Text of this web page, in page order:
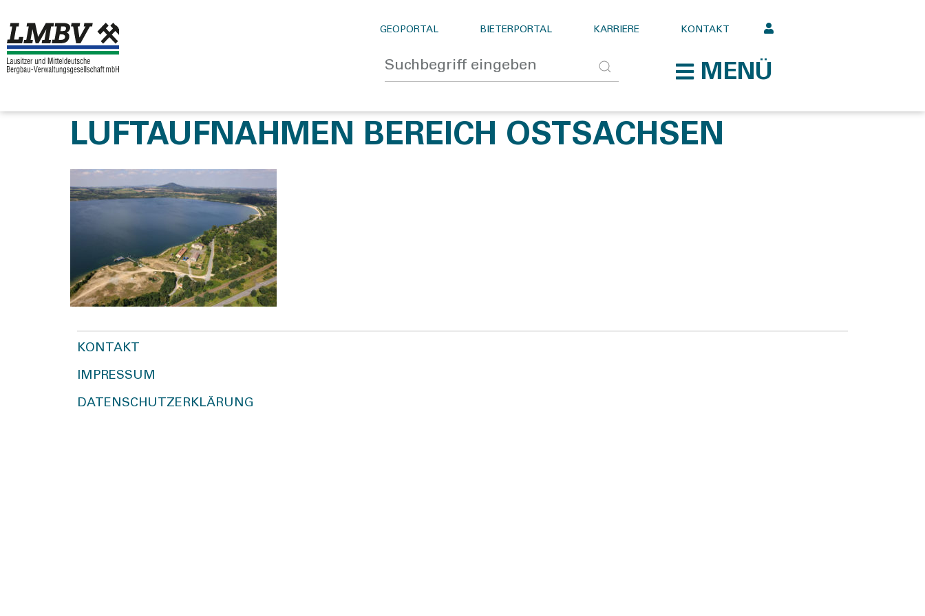
GEOPORTAL BIETERPORTAL KARRIERE KONTAKT
MENÜ
LUFTAUFNAHMEN BEREICH OSTSACHSEN
KONTAKT
IMPRESSUM
DATENSCHUTZERKLÄRUNG